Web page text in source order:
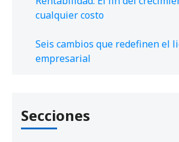
cualquier costo
Seis cambios que redefinen el
empresarial
Secciones